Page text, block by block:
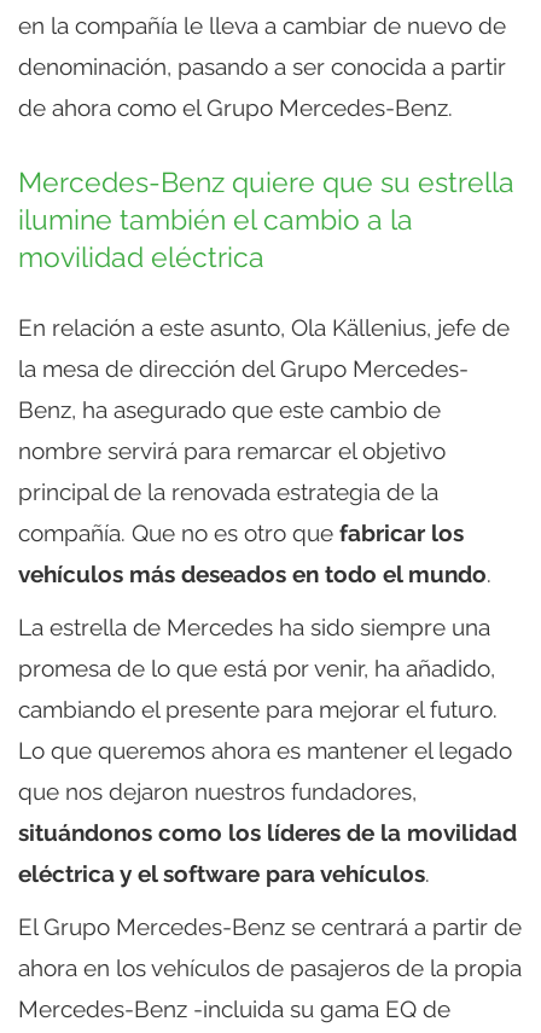
en la compañía le lleva a cambiar de nuevo de
denominación, pasando a ser conocida a partir
de ahora como el Grupo Mercedes-Benz.
Mercedes-Benz quiere que su estrella
ilumine también el cambio a la
movilidad eléctrica
En relación a este asunto, Ola Källenius, jefe de
la mesa de dirección del Grupo Mercedes-
Benz, ha asegurado que este cambio de
nombre servirá para remarcar el objetivo
principal de la renovada estrategia de la
compañía. Que no es otro que fabricar los
vehículos más deseados en todo el mundo.
La estrella de Mercedes ha sido siempre una
promesa de lo que está por venir, ha añadido,
cambiando el presente para mejorar el futuro.
Lo que queremos ahora es mantener el legado
que nos dejaron nuestros fundadores,
situándonos como los líderes de la movilidad
eléctrica y el software para vehículos.
El Grupo Mercedes-Benz se centrará a partir de
ahora en los vehículos de pasajeros de la propia
Mercedes-Benz -incluida su gama EQ de